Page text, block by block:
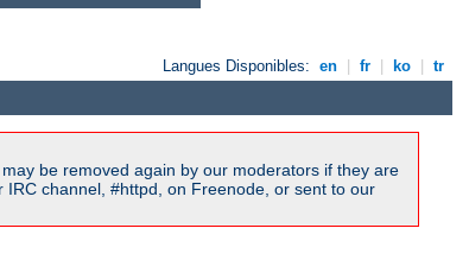
Langues Disponibles: en fr ko tr
be removed again by our moderators if they are
channel, #httpd, on Freenode, or sent to our